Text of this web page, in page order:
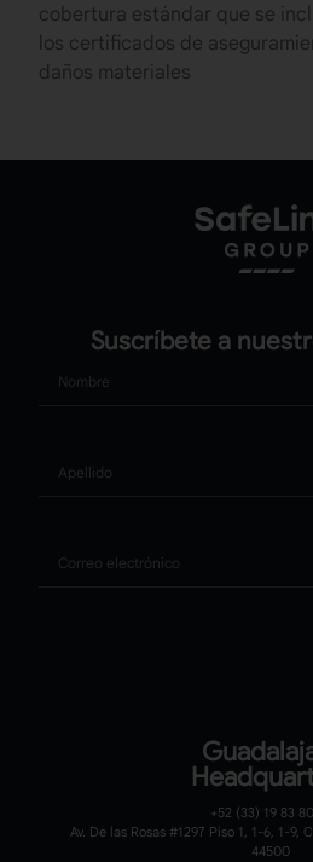
cobertura estándar que se
los certificados de
daños materiales
Suscríbete a
Nombre
+52 (33) 19 83
Av. De las Rosas #1297 Piso 1, 1-6, 1-9,
44500